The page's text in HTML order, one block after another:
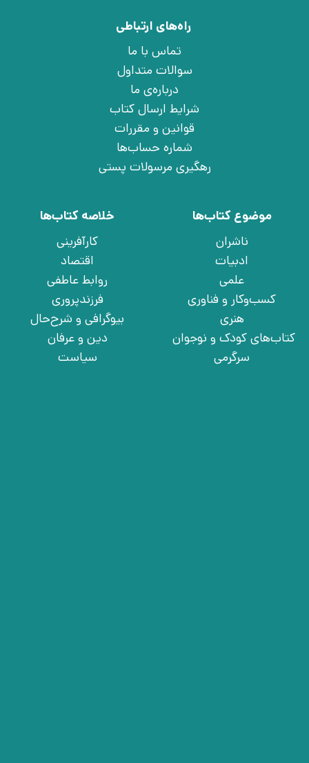
راه‌های ارتباطی
تماس با ما
سوالات متداول
درباره‌ی ما
شرایط ارسال کتاب
قوانین و مقررات
شماره حساب‌ها
رهگیری مرسولات پستی
موضوع کتاب‌ها
ناشران
ادبیات
علمی
کسب‌وکار و فناوری
هنری
کتاب‌های کودک و نوجوان
سرگرمی
خلاصه کتاب‌ها
کارآفرینی
اقتصاد
روابط عاطفی
فرزندپروری
بیوگرافی و شرح‌حال
دین و عرفان
سیاست